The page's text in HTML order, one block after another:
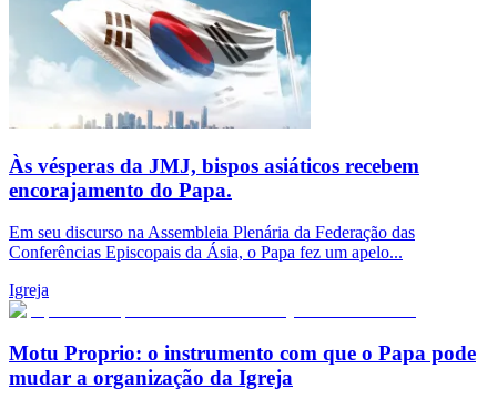
Às vésperas da JMJ, bispos asiáticos recebem
encorajamento do Papa.
Em seu discurso na Assembleia Plenária da Federação das
Conferências Episcopais da Ásia, o Papa fez um apelo...
Igreja
Motu Proprio: o instrumento com que o Papa pode
mudar a organização da Igreja